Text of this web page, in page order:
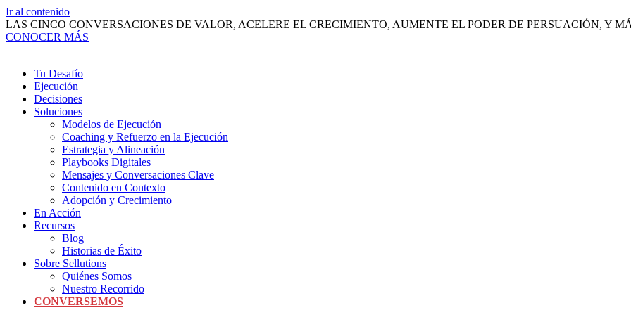
Ir al contenido
LAS CINCO CONVERSACIONES DE VALOR, ACELERE EL CRECIMIENTO, AUMENTE EL PODER DE PERSUACIÓN, Y
CONOCER MÁS
Tu Desafío
Ejecución
Decisiones
Soluciones
Modelos de Ejecución
Coaching y Refuerzo en la Ejecución
Estrategia y Alineación
Playbooks Digitales
Mensajes y Conversaciones Clave
Contenido en Contexto
Adopción y Crecimiento
En Acción
Recursos
Blog
Historias de Éxito
Sobre Sellutions
Quiénes Somos
Nuestro Recorrido
CONVERSEMOS